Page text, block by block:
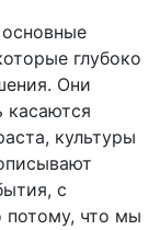
глубоко
Они
касаются
культуры
с
потому, что мы